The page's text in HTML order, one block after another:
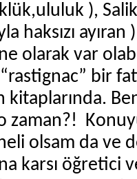
),
haksızı
olarak var
bir
kitaplarında.
zaman?!
olsam da ve
karsı öğretici